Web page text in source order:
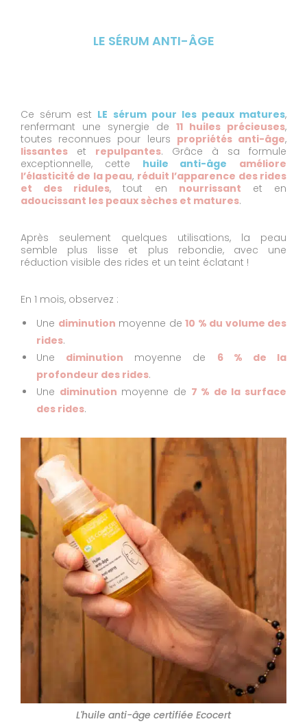
LE SÉRUM ANTI-ÂGE
Ce sérum est LE sérum pour les peaux matures,
renfermant une synergie de 11 huiles précieuses,
toutes reconnues pour leurs propriétés anti-âge,
lissantes et repulpantes. Grâce à sa formule
exceptionnelle, cette huile anti-âge
améliore
l’élasticité de la peau, réduit l’apparence des rides
et des ridules, tout en nourrissant et en
adoucissant les peaux sèches et matures.
Après seulement quelques utilisations, la peau
semble plus lisse et plus rebondie, avec une
réduction visible des rides et un teint éclatant !
En 1 mois, observez :
Une diminution moyenne de 10 % du volume des
rides.
Une diminution moyenne de 6 % de la
profondeur des rides.
Une diminution moyenne de 7 % de la surface
des rides.
L'huile anti-âge certifiée Ecocert